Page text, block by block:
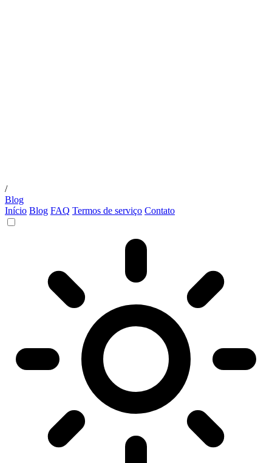
/
Blog
Início Blog FAQ Termos de serviço Contato